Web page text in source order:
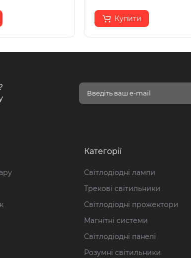
Купити
Категорії
Світлодіодні лампи
Трекові світильники
Світлодіодні прожектори
Магнітні системи
Світлодіодні панелі
Розумні світильники